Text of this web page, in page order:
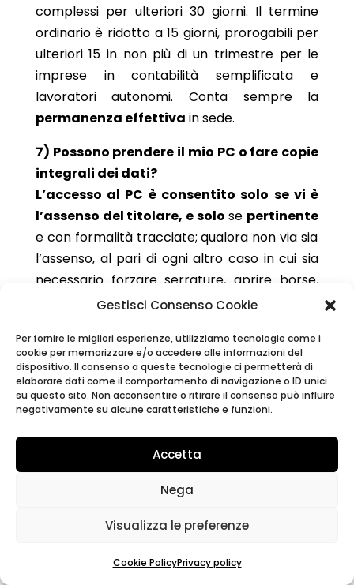
Gestisci Consenso Cookie
Per fornire le migliori esperienze, utilizziamo tecnologie come i
cookie per memorizzare e/o accedere alle informazioni del
dispositivo. Il consenso a queste tecnologie ci permetterà di
elaborare dati come il comportamento di navigazione o ID unici
su questo sito. Non acconsentire o ritirare il consenso può influire
negativamente su alcune caratteristiche e funzioni.
Accetta
Nega
Visualizza le preferenze
Cookie PolicyPrivacy policy
complessi per ulteriori 30 giorni. Il termine
ordinario è ridotto a 15 giorni, prorogabili per
ulteriori 15 in non più di un trimestre per le
imprese in contabilità semplificata e
lavoratori autonomi. Conta sempre la
permanenza effettiva in sede.
7) Possono prendere il mio PC o fare copie
integrali dei dati?
L’accesso al PC è consentito solo se vi è
l’assenso del titolare, e solo se pertinente
e con formalità tracciate; qualora non via sia
l’assenso, al pari di ogni altro caso in cui sia
necessario forzare serrature, aprire borse,
plichi o cassaforti è necessaria
8) Il “ravvedimento” è ancora possibile
dopo l’inizio della verifica?
Si, dal 2015 il ravvedimento è impedito solo
9) L’ordine di servizio deve essere
consegnato?
L’ordine di servizio deve essere consegnato
all’inizio della verifica in allegato al verbale
10) I 60 giorni dallo schema d’atto per le